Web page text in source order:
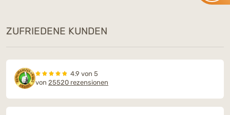
ZUFRIEDENE KUNDEN
4.9 von 5
von 25520 rezensionen